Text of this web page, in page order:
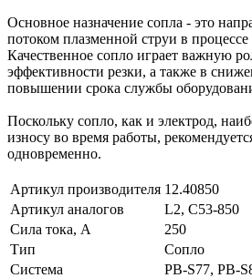
Основное назначение сопла - это
потоком плазменной струи в процессе
Качественное сопло играет важную
эффективности резки, а также в
повышении срока службы
Поскольку сопло, как и электрод,
износу во время работы,
одновременно.
Артикул производителя 12.40850
Артикул аналогов
L2, C53-850
Сила тока, А
250
Тип
Сопло
Система
PB-S77, PB-